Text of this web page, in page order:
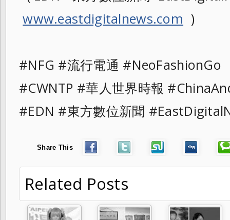
www.eastdigitalnews.com )
#NFG #流行電通
#CWNTP #華人世界時報
#EDN #東方數位新聞
Share This
Related Posts